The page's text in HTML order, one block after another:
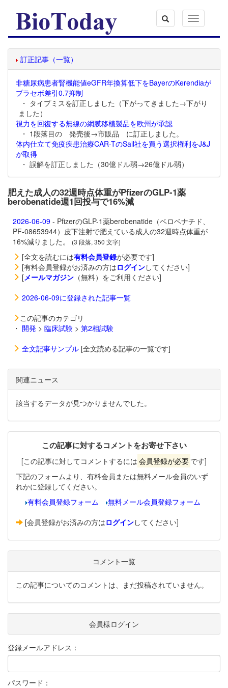
Toggle
navigation
訂正記事（一覧）
非糖尿病患者腎機能値eGFR年換算低下をBayerのKerendiaが
プラセボ差引0.7抑制
・ タイプミスを訂正しました（下がってきました→下がり
ました）
視力を回復する無線の網膜移植製品を欧州が承認
・ 1段落目の 発売後→市販品 に訂正しました。
体内仕立て免疫疾患治療CAR-TのSail社を買う選択権利をJ&J
が取得
・ 誤解を訂正しました（30億ドル弱→26億ドル弱）
肥えた成人の32週時点体重がPfizerのGLP-1薬
berobenatide週1回投与で16%減
2026-06-09 - PfizerのGLP-1薬berobenatide（ベロベナチド、
PF-08653944）皮下注射で肥えている成人の32週時点体重が
16%減りました。
(3 段落, 350 文字)
[全文を読むには有料会員登録が必要です]
[有料会員登録がお済みの方はログインしてください]
[メールマガジン （無料）をご利用ください]
2026-06-09に登録された記事一覧
この記事のカテゴリ
・ 開発 > 臨床試験 > 第2相試験
全文記事サンプル [全文読める記事の一覧です]
関連ニュース
該当するデータが見つかりませんでした。
この記事に対するコメントをお寄せ下さい
[この記事に対してコメントするには 会員登録が必要 です]
下記のフォームより、有料会員または無料メール会員のいず
れかに登録してください。
有料会員登録フォーム
無料メール会員登録フォーム
[会員登録がお済みの方はログインしてください]
コメント一覧
この記事についてのコメントは、まだ投稿されていません。
会員様ログイン
登録メールアドレス：
パスワード：